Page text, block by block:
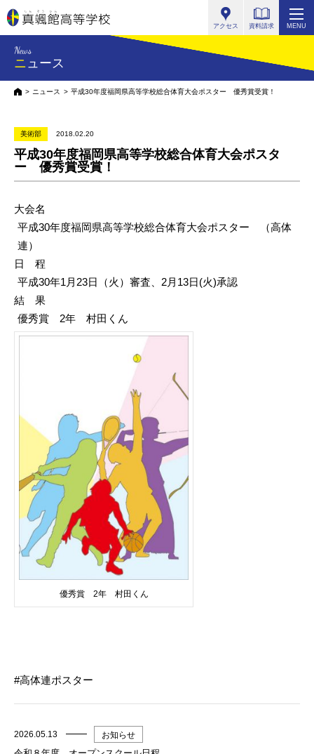
アクセス 資料請求 MENU
News
ニュース
HOMEニュース 平成30年度福岡県高等学校総合体育大会ポスター 優秀賞受賞！
美術部 2018.02.20
平成30年度福岡県高等学校総合体育大会ポスタ
ー 優秀賞受賞！
大会名
平成30年度福岡県高等学校総合体育大会ポスター （高体
連）
日 程
平成30年1月23日（火）審査、 2月13日(火)承認
結 果
優秀賞 2年 村田くん
優秀賞 2年 村田くん
高体連ポスター
2026.05.13 お知らせ